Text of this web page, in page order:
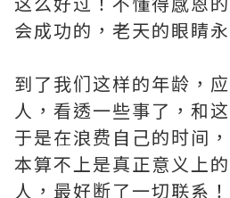
会成功的，老天的眼睛
到了我们这样的年龄，
人，看透一些事了，和
于是在浪费自己的时间
本算不上是真正意义上
人，最好断了一切联系！